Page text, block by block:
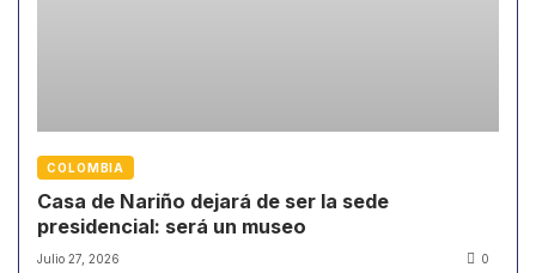
COLOMBIA
Casa de Nariño dejará de ser la sede
presidencial: será un museo
Julio 27, 2026 0